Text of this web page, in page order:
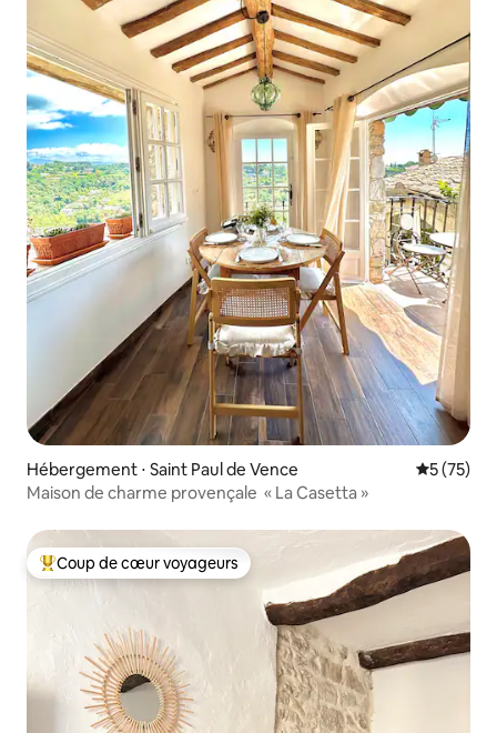
Hébergement ⋅ Saint Paul de Vence
5 (75)
Maison de charme provençale « La Casetta »
Coups de cœur voyageurs les plus appréciés
Coup de cœur voyageurs